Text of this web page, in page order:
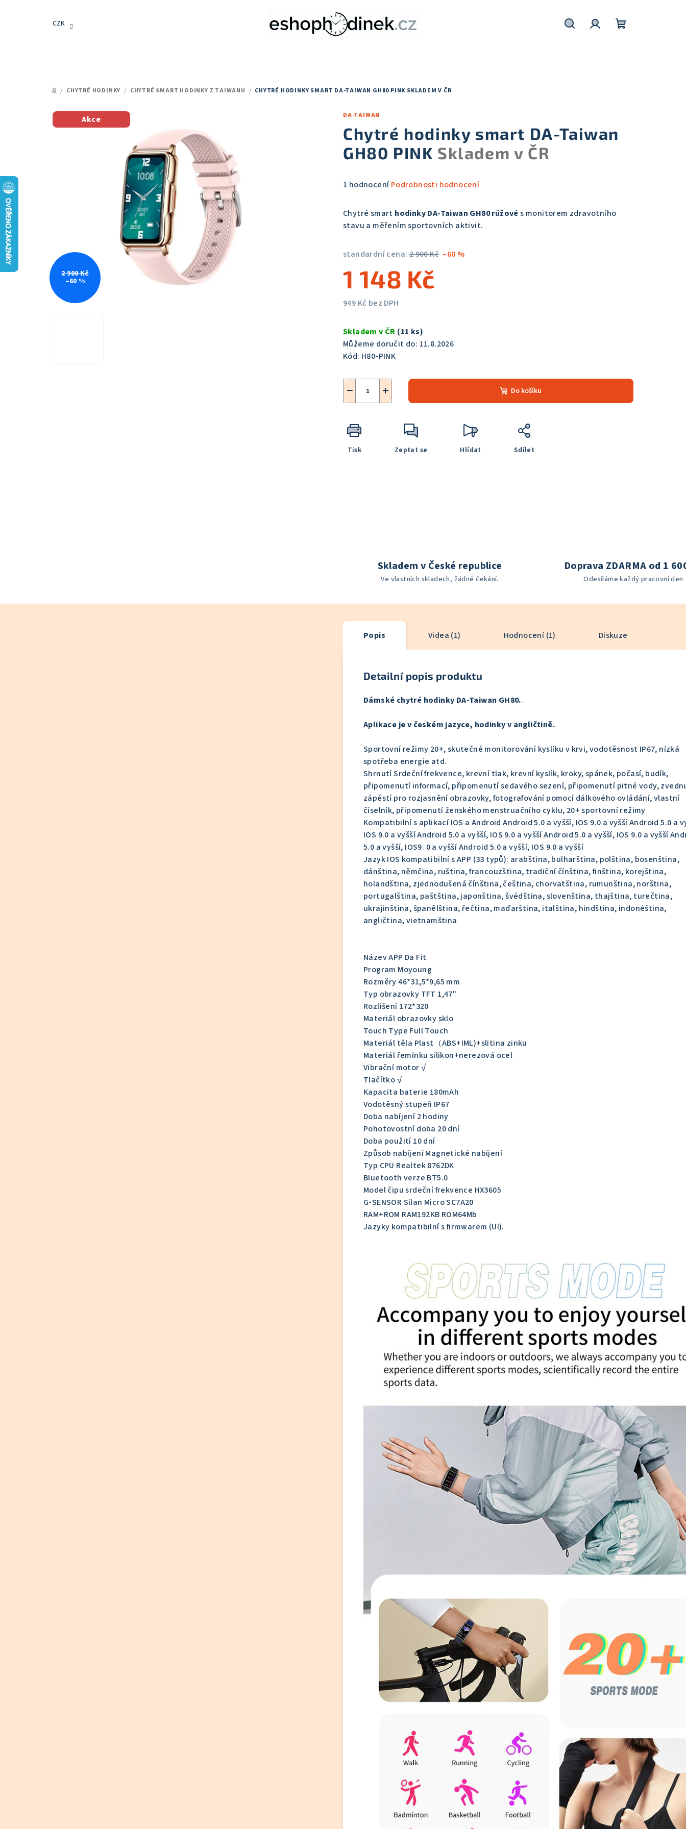
CZK
DOMŮ
/ CHYTRÉ HODINKY / CHYTRÉ SMART HODINKY Z TAIWANU / CHYTRÉ HODINKY SMART DA-TAIWAN GH80 PINK SKLADEM V ČR
DA-TAIWAN
Chytré hodinky smart DA-Taiwan
GH80 PINK Skladem v ČR
Průměrné
produktu
je
5
hvězdiček.
1 hodnocení Podrobnosti hodnocení
Chytré smart hodinky DA-Taiwan GH80 růžovés monitorem zdravotního
stavu a měřením sportovních aktivit.
standardní cena: 2 900 Kč –60 %
1 148 Kč
949 Kč bez DPH
cena:
Skladem v ČR (11 ks)
Můžeme doručit do: 11.8.2026
Kód: H80-PINK
+
− Do košíku
Tisk Zeptat se Hlídat Sdílet
Akce
2 900 Kč
–60 %
Skladem v České republice
Ve vlastních skladech, žádné čekání.
Doprava ZDARMA od 1
Odesíláme každý pracovní den
Popis Videa (1) Hodnocení (1) Diskuze
Detailní popis produktu
Dámské chytré hodinky DA-Taiwan GH80..
Aplikace je v českém jazyce, hodinky v angličtině.
Sportovní režimy 20+, skutečné monitorování kyslíku v krvi, vodotěsnost IP67, nízká
spotřeba energie atd.
Shrnutí Srdeční frekvence, krevní tlak, krevní kyslík, kroky, spánek, počasí, budík,
připomenutí informací, připomenutí sedavého sezení, připomenutí pitné vody,
zápěstí pro rozjasnění obrazovky, fotografování pomocí dálkového ovládání, vlastní
číselník, připomenutí ženského menstruačního cyklu, 20+ sportovní režimy
Kompatibilní s aplikací IOS a Android Android 5.0 a vyšší, IOS 9.0 a vyšší Android 5.0 a
IOS 9.0 a vyšší Android 5.0 a vyšší, IOS 9.0 a vyšší Android 5.0 a vyšší, IOS 9.0 a vyšší
5.0 a vyšší, IOS9. 0 a vyšší Android 5.0 a vyšší, IOS 9.0 a vyšší
Jazyk IOS kompatibilní s APP (33 typů): arabština, bulharština, polština, bosenština,
dánština, němčina, ruština, francouzština, tradiční čínština, finština, korejština,
holandština, zjednodušená čínština, čeština, chorvatština, rumunština, norština,
portugalština, paštština, japonština, švédština, slovenština, thajština, turečtina,
ukrajinština, španělština, řečtina, maďarština, italština, hindština, indonéština,
angličtina, vietnamština
Název APP Da Fit
Program Moyoung
Rozměry 46*31,5*9,65 mm
Typ obrazovky TFT 1,47"
Rozlišení 172*320
Materiál obrazovky sklo
Touch Type Full Touch
Materiál těla Plast（ABS+IML)+slitina zinku
Materiál řemínku silikon+nerezová ocel
Vibrační motor √
Tlačítko √
Kapacita baterie 180mAh
Vodotěsný stupeň IP67
Doba nabíjení 2 hodiny
Pohotovostní doba 20 dní
Doba použití 10 dní
Způsob nabíjení Magnetické nabíjení
Typ CPU Realtek 8762DK
Bluetooth verze BT5.0
Model čipu srdeční frekvence HX3605
G-SENSOR Silan Micro SC7A20
RAM+ROM RAM192KB ROM64Mb
Jazyky kompatibilní s firmwarem (UI).